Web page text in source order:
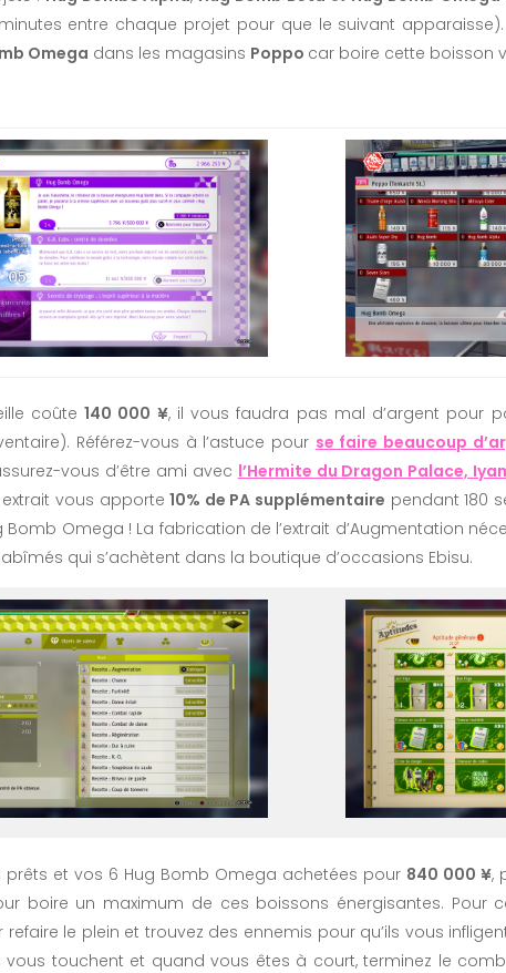
entre chaque projet pour que le suivant
Omega dans les magasins Poppo car boire cette boisson
coûte140 000 ¥, il vous faudra pas mal d’argent pour
Référez-vous à l’astuce pour se faire beaucoup
vous d’être ami avec l’Hermite du Dragon Palace,
extrait vous apporte10% de PA supplémentaire pendant 180
Bomb Omega ! La fabrication de l’extrait d’Augmentation
qui s’achètent dans la boutique d’occasions Ebisu.
prêts et vos 6 Hug Bomb Omega achetées pour 840 000 ¥,
boire un maximum de ces boissons énergisantes. Pour
le plein et trouvez des ennemis pour qu’ils vous
vous touchent et quand vous êtes à court, terminez le